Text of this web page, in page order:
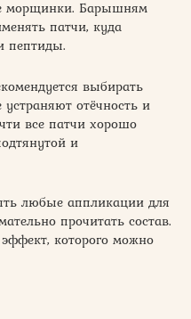
морщинки. Барышням
патчи, куда
пептиды.
выбирать
отёчность и
все патчи хорошо
и
любые аппликации для
прочитать состав.
которого можно